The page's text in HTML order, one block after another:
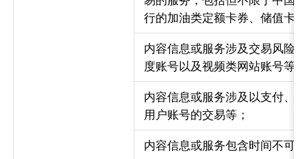
行的加油类定额卡券、储值卡；
内容信息或服务涉及交易风险
度账号以及视频类网站账号等
内容信息或服务涉及以支付、
用户账号的交易等；
内容信息或服务包含时间不可